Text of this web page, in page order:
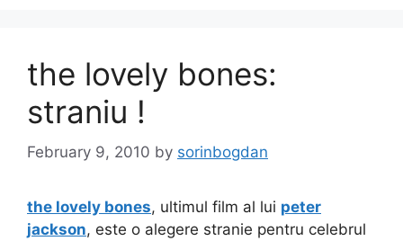
the lovely bones:
straniu !
February 9, 2010 by sorinbogdan
the lovely bones, ultimul film al lui peter
jackson, este o alegere stranie pentru celebrul